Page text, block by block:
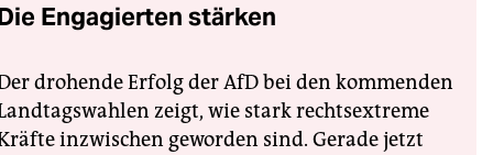
Engagierten stärken
drohende Erfolg der AfD bei den kommenden
zeigt, wie stark rechtsextreme
inzwischen geworden sind. Gerade jetzt